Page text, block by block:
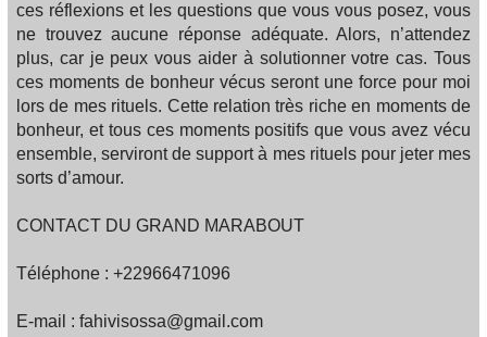
ces réflexions et les questions que vous vous posez, vous
ne trouvez aucune réponse adéquate. Alors, n’attendez
plus, car je peux vous aider à solutionner votre cas. Tous
ces moments de bonheur vécus seront une force pour moi
lors de mes rituels. Cette relation très riche en moments de
bonheur, et tous ces moments positifs que vous avez vécu
ensemble, serviront de support à mes rituels pour jeter mes
sorts d’amour.
CONTACT DU GRAND MARABOUT
Téléphone : +22966471096
E-mail : fahivisossa@gmail.com